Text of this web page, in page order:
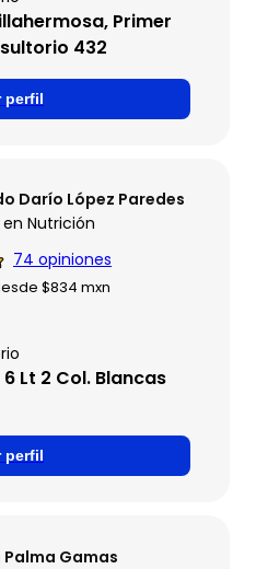
Primer
432
perfil
Darío López Paredes
Nutrición
74 opiniones
$834 mxn
Lt 2 Col. Blancas
perfil
Palma Gamas